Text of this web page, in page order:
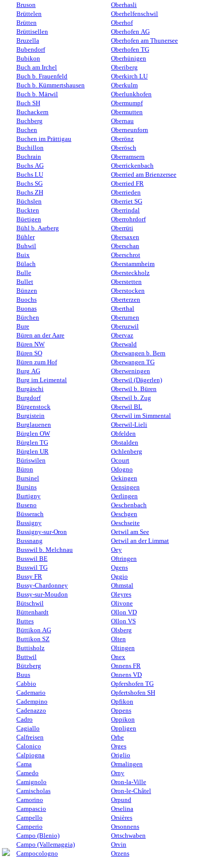
Bruson
Brüttelen
Brütten
Brüttisellen
Bruzella
Bubendorf
Bubikon
Buch am Irchel
Buch b. Frauenfeld
Buch b. Kümmertshausen
Buch b. Märwil
Buch SH
Buchackern
Buchberg
Buchen
Buchen im Prättigau
Buchillon
Buchrain
Buchs AG
Buchs LU
Buchs SG
Buchs ZH
Büchslen
Buckten
Büetigen
Bühl b. Aarberg
Bühler
Buhwil
Buix
Bülach
Bulle
Bullet
Bünzen
Buochs
Buonas
Bürchen
Bure
Büren an der Aare
Büren NW
Büren SO
Büren zum Hof
Burg AG
Burg im Leimental
Burgäschi
Burgdorf
Bürgenstock
Burgistein
Burglauenen
Bürglen OW
Bürglen TG
Bürglen UR
Büriswilen
Büron
Bursinel
Bursins
Burtigny
Buseno
Büsserach
Bussigny
Bussigny-sur-Oron
Bussnang
Busswil b. Melchnau
Busswil BE
Busswil TG
Bussy FR
Bussy-Chardonney
Bussy-sur-Moudon
Bütschwil
Büttenhardt
Buttes
Büttikon AG
Buttikon SZ
Buttisholz
Buttwil
Bützberg
Buus
Cabbio
Cademario
Cadempino
Cadenazzo
Cadro
Cagiallo
Calfreisen
Calonico
Calpiogna
Cama
Camedo
Camignolo
Camischolas
Camorino
Campascio
Campello
Camperio
Campo (Blenio)
Campo (Vallemaggia)
Campocologno
Oberhasli
Oberhelfenschwil
Oberhof
Oberhofen AG
Oberhofen am Thunersee
Oberhofen TG
Oberhünigen
Oberiberg
Oberkirch LU
Oberkulm
Oberlunkhofen
Obermumpf
Obermutten
Obernau
Oberneunforn
Oberönz
Oberösch
Oberramsern
Oberrickenbach
Oberried am Brienzersee
Oberried FR
Oberrieden
Oberriet SG
Oberrindal
Oberrohrdorf
Oberrüti
Obersaxen
Oberschan
Oberschrot
Oberstammheim
Obersteckholz
Oberstetten
Oberstocken
Oberterzen
Oberthal
Oberurnen
Oberuzwil
Obervaz
Oberwald
Oberwangen b. Bern
Oberwangen TG
Oberweningen
Oberwil (Dägerlen)
Oberwil b. Büren
Oberwil b. Zug
Oberwil BL
Oberwil im Simmental
Oberwil-Lieli
Obfelden
Obstalden
Ochlenberg
Ocourt
Odogno
Oekingen
Oensingen
Oerlingen
Oeschenbach
Oeschgen
Oeschseite
Oetwil am See
Oetwil an der Limmat
Oey
Oftringen
Ogens
Oggio
Ohmstal
Oleyres
Olivone
Ollon VD
Ollon VS
Olsberg
Olten
Oltingen
Onex
Onnens FR
Onnens VD
Opfershofen TG
Opfertshofen SH
Opfikon
Oppens
Oppikon
Oppligen
Orbe
Orges
Origlio
Ormalingen
Orny
Oron-la-Ville
Oron-le-Châtel
Orpund
Orselina
Orsières
Orsonnens
Ortschwaben
Orvin
Orzens